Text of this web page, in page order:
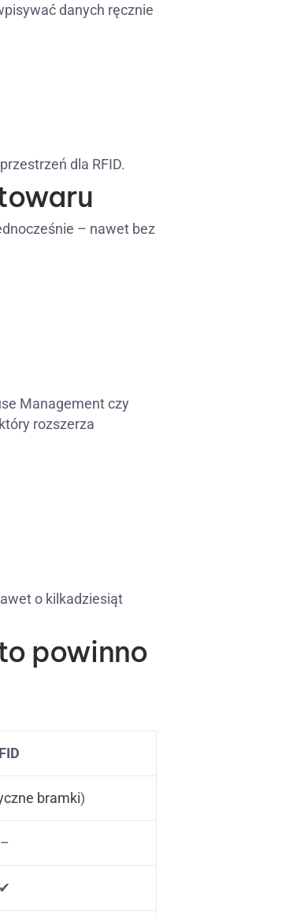
danych ręcznie
dla RFID.
– nawet bez
Management czy
rozszerza
o kilkadziesiąt
powinno
bramki)
–
✔